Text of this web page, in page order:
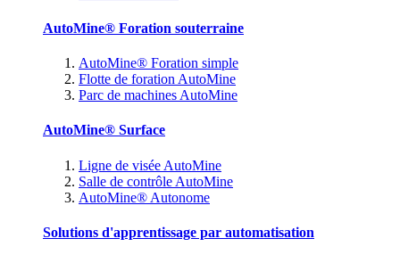
AutoMine® Foration souterraine
AutoMine® Foration simple
Flotte de foration AutoMine
Parc de machines AutoMine
AutoMine® Surface
Ligne de visée AutoMine
Salle de contrôle AutoMine
AutoMine® Autonome
Solutions d'apprentissage par automatisation